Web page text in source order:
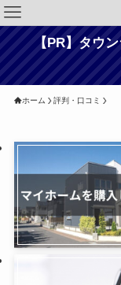
【PR】タウ
ホーム 評判・口コミ